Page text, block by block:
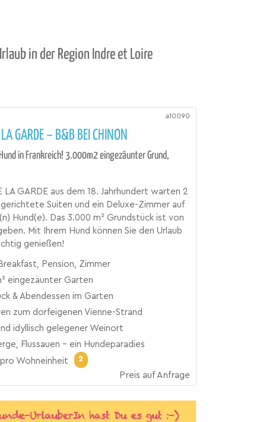
in der Region Indre et Loire
a10090
LA GARDE – B&B BEI CHINON
in Frankreich! 3.000m2 eingezäunter Grund,
LA GARDE aus dem 18. Jahrhundert warten 2
Suiten und ein Deluxe-Zimmer auf
Hund(e). Das 3.000 m² Grundstück ist von
Mit Ihrem Hund können Sie den Urlaub
genießen!
Pension, Zimmer
eingezäunter Garten
& Abendessen im Garten
zum dorfeigenen Vienne-Strand
idyllisch gelegener Weinort
Flussauen - ein Hundeparadies
Wohneinheit
2
Preis auf Anfrage